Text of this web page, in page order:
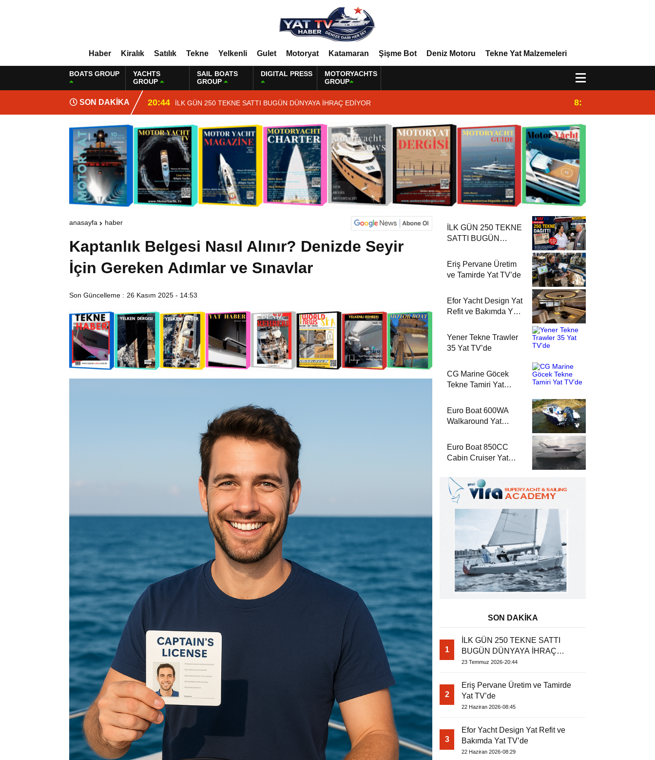
Haber Kiralık Satılık Tekne Yelkenli Gulet Motoryat Katamaran Şişme Bot Deniz Motoru Tekne Yat Malzemeleri
BOATS GROUP
YACHTS
GROUP
SAIL BOATS
GROUP
DIGITAL PRESS
MOTORYACHTS
GROUP
SON DAKİKA 20:44 İLK GÜN 250 TEKNE SATTI BUGÜN DÜNYAYA İHRAÇ EDİYOR 8:45
anasayfa haber
Kaptanlık Belgesi Nasıl Alınır? Denizde Seyir
İçin Gereken Adımlar ve Sınavlar
Son Güncelleme : 26 Kasım 2025 - 14:53
İLK GÜN 250 TEKNE
SATTI BUGÜN
EDİYOR
Eriş Pervane Üretim
ve Tamirde Yat TV’de
Efor Yacht Design Yat
Refit ve Bakımda Yat
Yener Tekne Trawler
35 Yat TV’de
CG Marine Göcek
Tekne Tamiri Yat
Euro Boat 600WA
Walkaround Yat
Euro Boat 850CC
Cabin Cruiser Yat
SON DAKİKA
1
İLK GÜN 250 TEKNE SATTI
BUGÜN DÜNYAYA İHRAÇ
EDİYOR
23 Temmuz 2026-20:44
2
Eriş Pervane Üretim ve Tamirde
Yat TV’de
22 Haziran 2026-08:45
3
Efor Yacht Design Yat Refit ve
Bakımda Yat TV’de
22 Haziran 2026-08:29